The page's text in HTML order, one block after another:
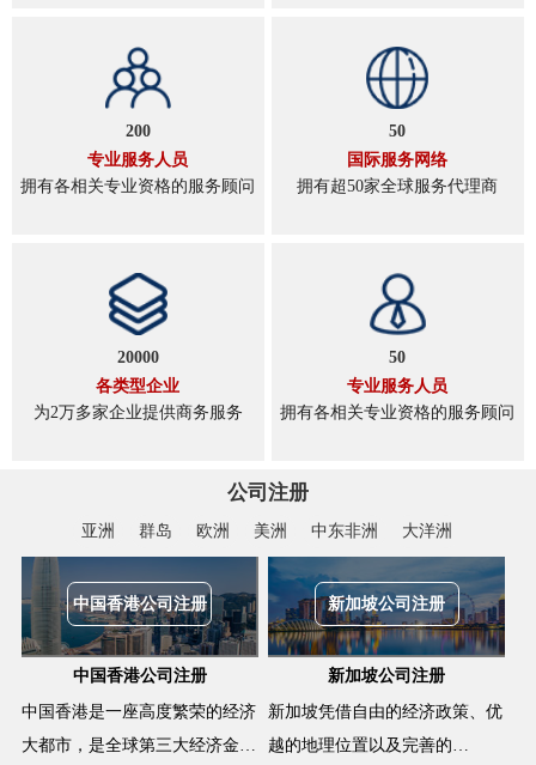
200
专业服务人员
拥有各相关专业资格的服务顾问
50
国际服务网络
拥有超50家全球服务代理商
20000
各类型企业
为2万多家企业提供商务服务
50
专业服务人员
拥有各相关专业资格的服务顾问
公司注册
亚洲 群岛 欧洲 美洲 中东非洲 大洋洲
中国香港公司注册
中国香港公司注册
中国香港是一座高度繁荣的经济
大都市，是全球第三大经济金…
新加坡公司注册
新加坡公司注册
新加坡凭借自由的经济政策、优
越的地理位置以及完善的…